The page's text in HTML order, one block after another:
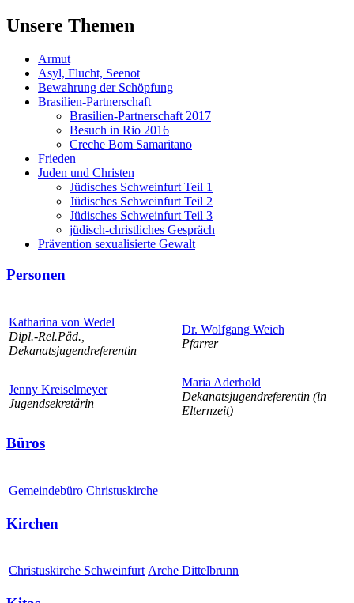
Unsere Themen
Armut
Asyl, Flucht, Seenot
Bewahrung der Schöpfung
Brasilien-Partnerschaft
Brasilien-Partnerschaft 2017
Besuch in Rio 2016
Creche Bom Samaritano
Frieden
Juden und Christen
Jüdisches Schweinfurt Teil 1
Jüdisches Schweinfurt Teil 2
Jüdisches Schweinfurt Teil 3
jüdisch-christliches Gespräch
Prävention sexualisierte Gewalt
Personen
Katharina von Wedel
Dipl.-Rel.Päd.,
Dekanatsjugendreferentin
Dr. Wolfgang Weich
Pfarrer
Jenny Kreiselmeyer
Jugendsekretärin
Maria Aderhold
Dekanatsjugendreferentin (in
Elternzeit)
Büros
Gemeindebüro Christuskirche
Kirchen
Christuskirche Schweinfurt Arche Dittelbrunn